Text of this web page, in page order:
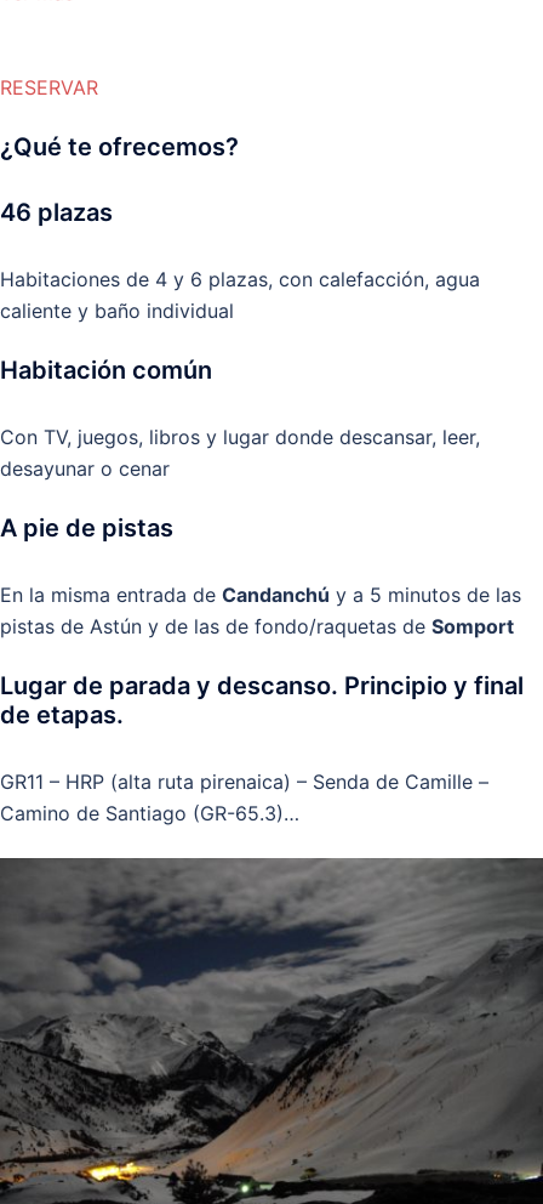
RESERVAR
¿Qué te ofrecemos?
46 plazas
Habitaciones de 4 y 6 plazas, con calefacción, agua
caliente y baño individual
Habitación común
Con TV, juegos, libros y lugar donde descansar, leer,
desayunar o cenar
A pie de pistas
En la misma entrada de Candanchú y a 5 minutos de las
pistas de Astún y de las de fondo/raquetas de Somport
Lugar de parada y descanso. Principio y final
de etapas.
GR11 – HRP (alta ruta pirenaica) – Senda de Camille –
Camino de Santiago (GR-65.3)…